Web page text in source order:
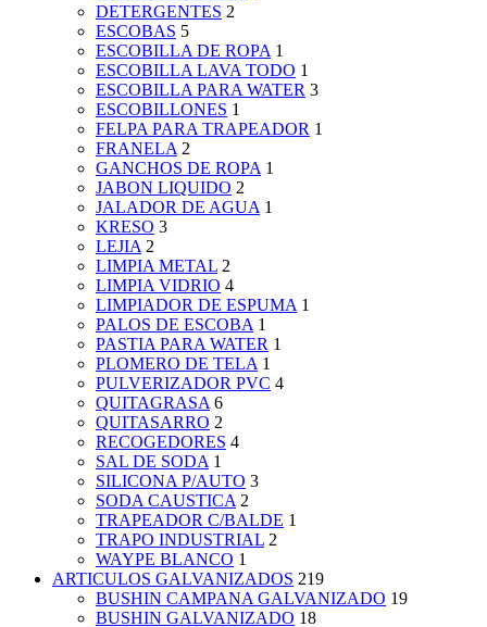
DETERGENTES 2
ESCOBAS 5
ESCOBILLA DE ROPA 1
ESCOBILLA LAVA TODO 1
ESCOBILLA PARA WATER 3
ESCOBILLONES 1
FELPA PARA TRAPEADOR 1
FRANELA 2
GANCHOS DE ROPA 1
JABON LIQUIDO 2
JALADOR DE AGUA 1
KRESO 3
LEJIA 2
LIMPIA METAL 2
LIMPIA VIDRIO 4
LIMPIADOR DE ESPUMA 1
PALOS DE ESCOBA 1
PASTIA PARA WATER 1
PLOMERO DE TELA 1
PULVERIZADOR PVC 4
QUITAGRASA 6
QUITASARRO 2
RECOGEDORES 4
SAL DE SODA 1
SILICONA P/AUTO 3
SODA CAUSTICA 2
TRAPEADOR C/BALDE 1
TRAPO INDUSTRIAL 2
WAYPE BLANCO 1
ARTICULOS GALVANIZADOS 219
BUSHIN CAMPANA GALVANIZADO 19
BUSHIN GALVANIZADO 18